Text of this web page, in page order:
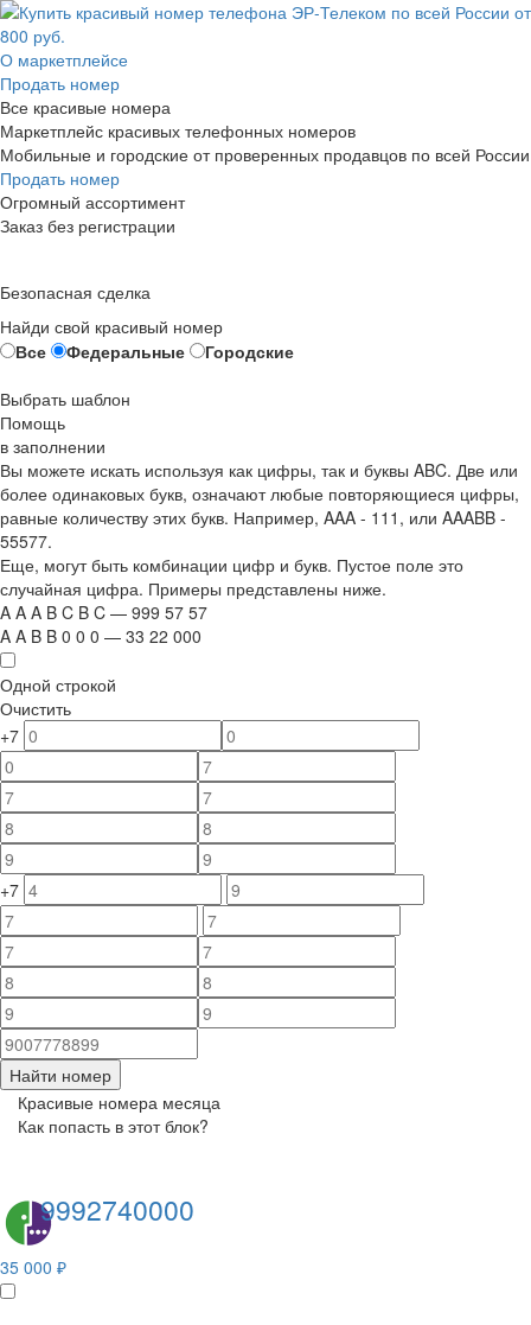
О маркетплейсе
Продать номер
Все красивые номера
Маркетплейс красивых телефонных номеров
Мобильные и городские от проверенных продавцов по всей России
Продать номер
Огромный ассортимент
Заказ без регистрации
Безопасная сделка
Найди свой красивый номер
Все
Федеральные
Городские
Выбрать шаблон
Помощь
в заполнении
Вы можете искать используя как цифры, так и буквы ABC. Две или
более одинаковых букв, означают любые повторяющиеся цифры,
равные количеству этих букв. Например, AAA - 111 , или AAABB -
55577.
Еще, могут быть комбинации цифр и букв. Пустое поле это
случайная цифра. Примеры представлены ниже.
A A A B C B C — 999 57 57
A A B B 0 0 0 — 33 22 000
Одной строкой
Очистить
+7
+7
Найти номер
Красивые номера месяца
Как попасть в этот блок?
9992740000
35 000 ₽